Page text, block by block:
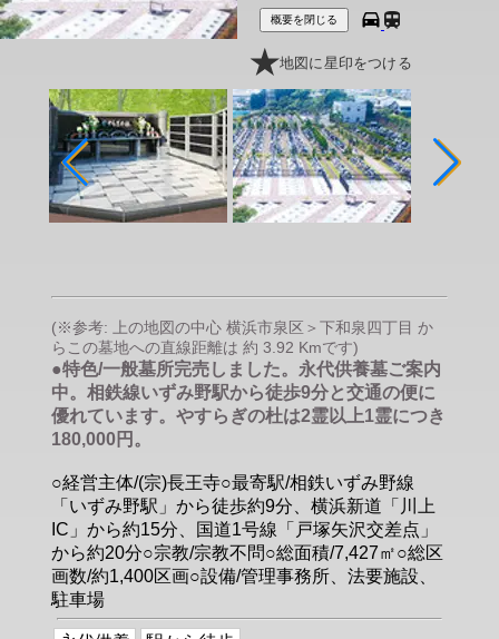
概要を閉じる
地図に星印をつける
(※参考: 上の地図の中心 横浜市泉区＞下和泉四丁目 か
らこの墓地への直線距離は 約 3.92 Kmです)
●特色/一般墓所完売しました。永代供養墓ご案内
中。相鉄線いずみ野駅から徒歩9分と交通の便に
優れています。やすらぎの杜は2霊以上1霊につき
180,000円。
○経営主体/(宗)長王寺○最寄駅/相鉄いずみ野線
「いずみ野駅」から徒歩約9分、横浜新道「川上
IC」から約15分、国道1号線「戸塚矢沢交差点」
から約20分○宗教/宗教不問○総面積/7,427㎡○総区
画数/約1,400区画○設備/管理事務所、法要施設、
駐車場